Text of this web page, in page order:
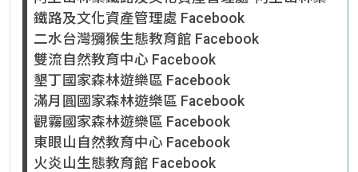
鐵路及文化資產管理處 Facebook
二水台灣獼猴生態教育館 Facebook
雙流自然教育中心 Facebook
墾丁國家森林遊樂區 Facebook
滿月圓國家森林遊樂區 Facebook
觀霧國家森林遊樂區 Facebook
東眼山自然教育中心 Facebook
火炎山生態教育館 Facebook